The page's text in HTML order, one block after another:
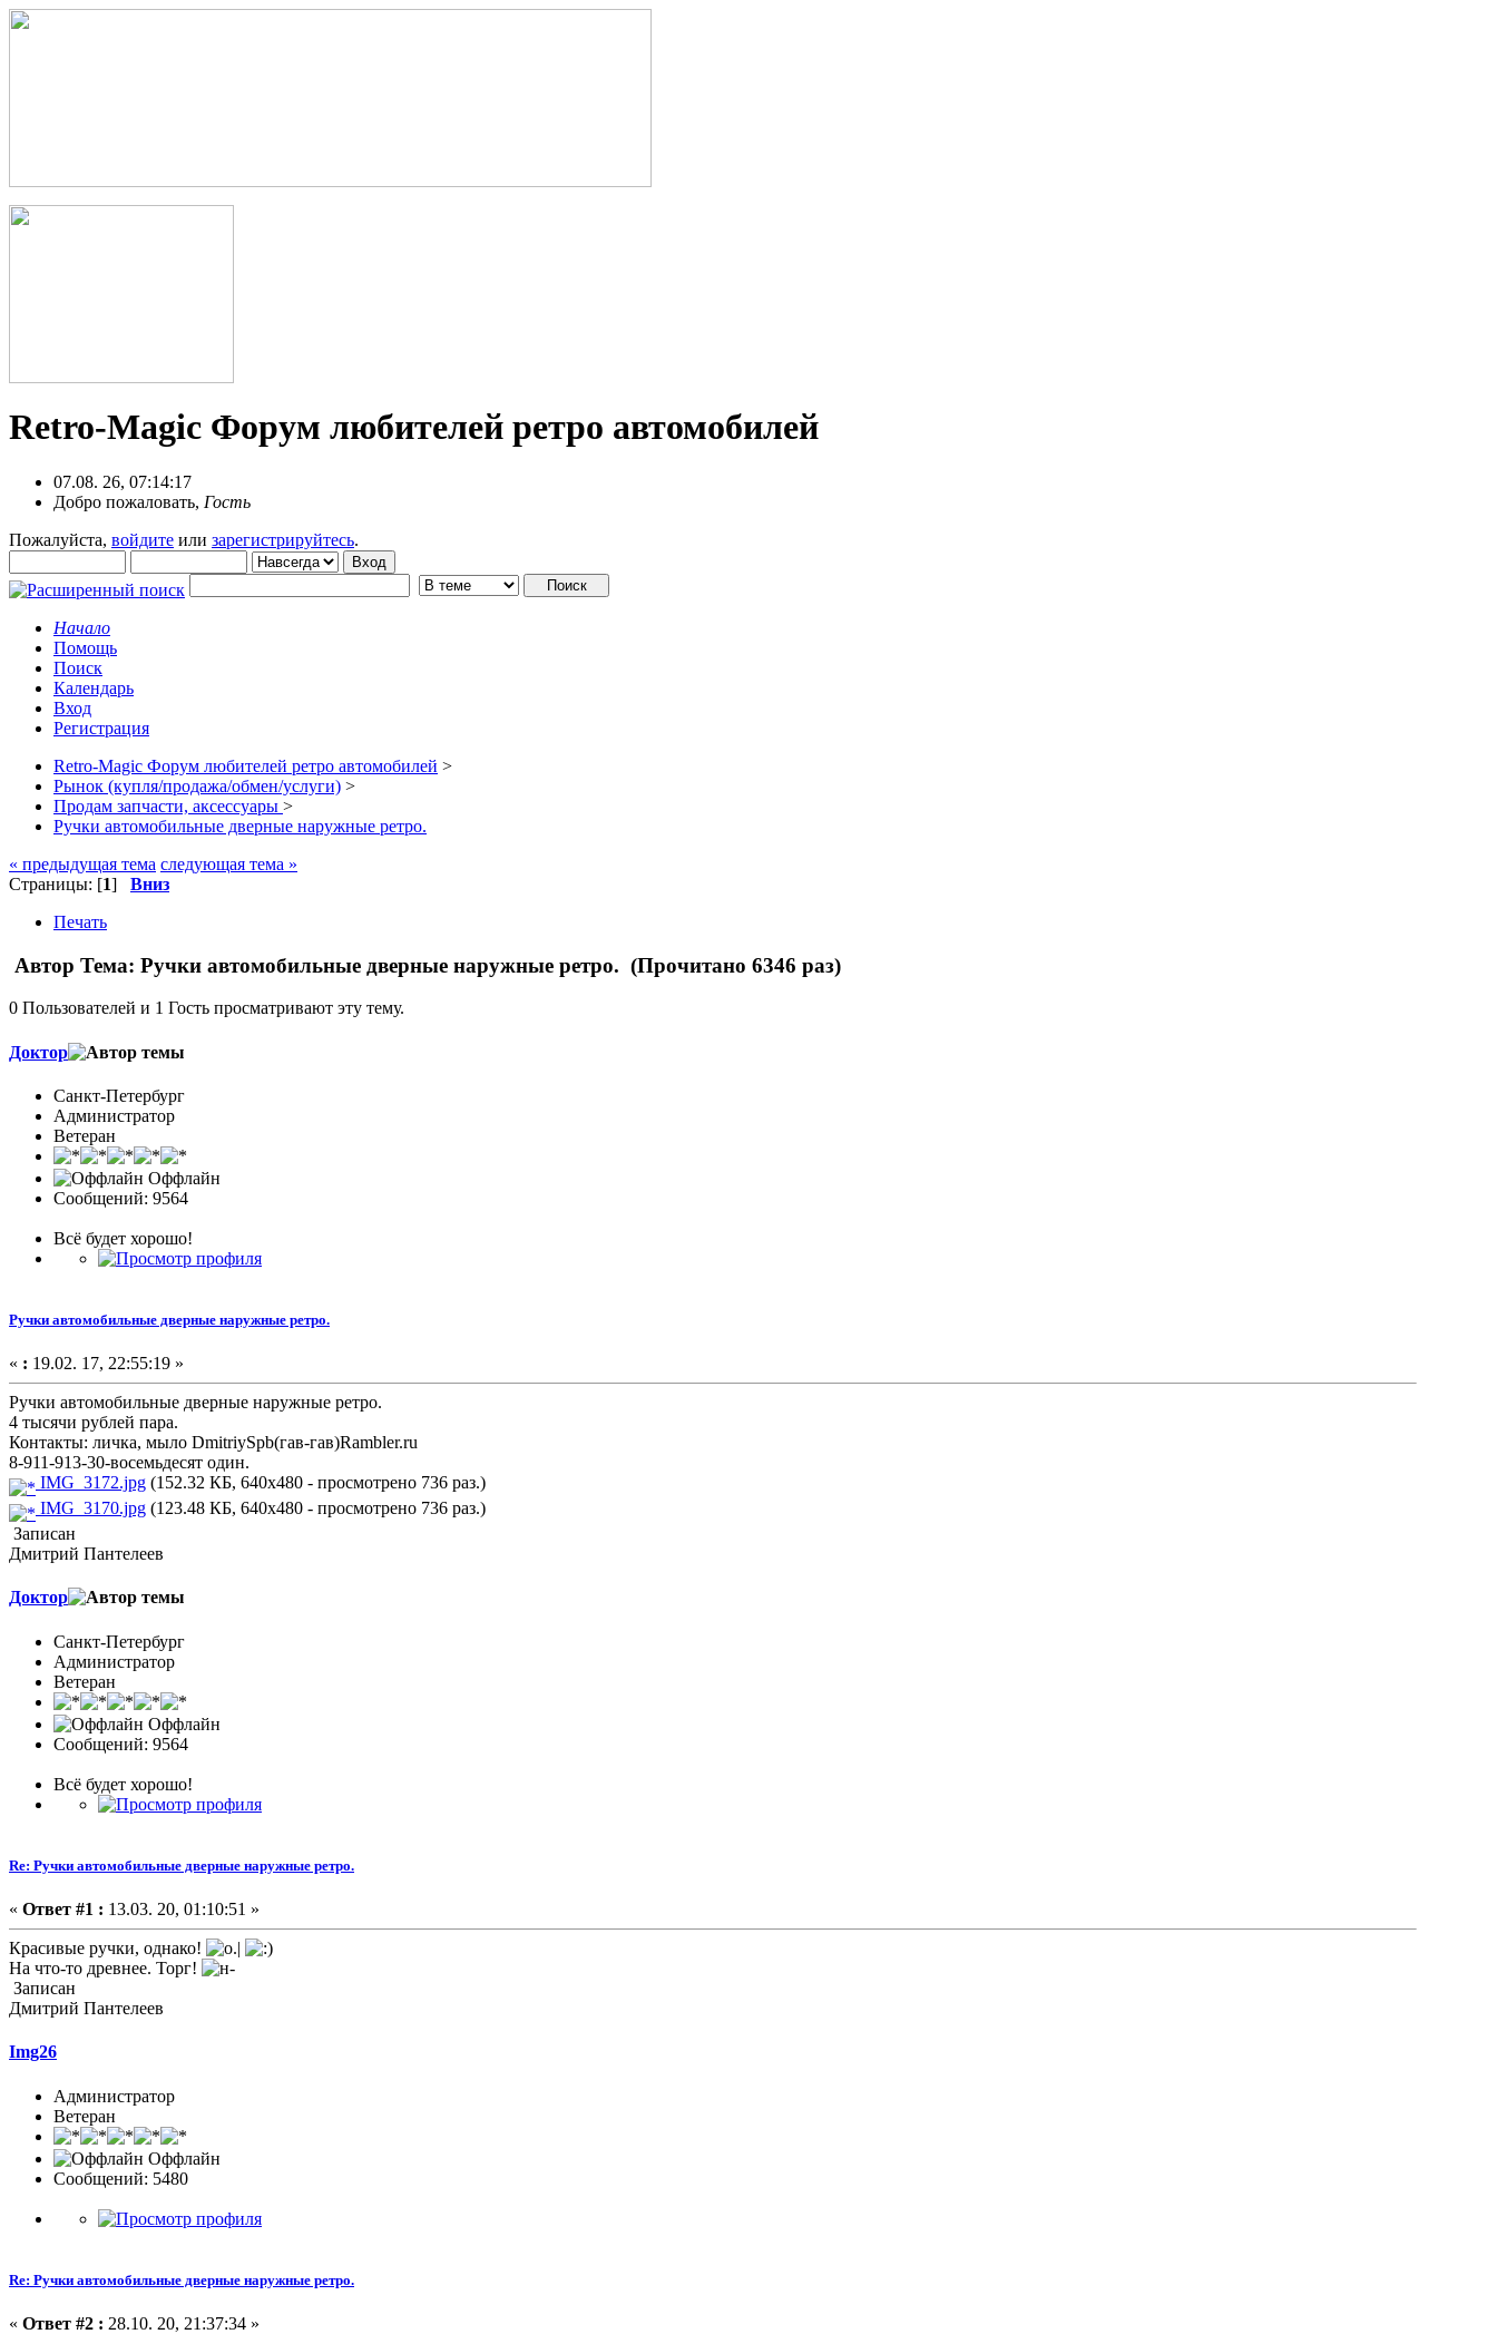
Retro-Magic Форум любителей ретро автомобилей
07.08. 26, 07:14:17
Добро пожаловать, Гость
Пожалуйста, войдите или зарегистрируйтесь.
Начало
Помощь
Поиск
Календарь
Вход
Регистрация
Retro-Magic Форум любителей ретро автомобилей >
Рынок (купля/продажа/обмен/услуги) >
Продам запчасти, аксессуары >
Ручки автомобильные дверные наружные ретро.
« предыдущая тема следующая тема »
Страницы: [1] Вниз
Печать
Автор Тема: Ручки автомобильные дверные наружные ретро. (Прочитано 6346 раз)
0 Пользователей и 1 Гость просматривают эту тему.
Доктор
Санкт-Петербург
Администратор
Ветеран
Оффлайн
Сообщений: 9564
Всё будет хорошо!
Ручки автомобильные дверные наружные ретро.
« : 19.02. 17, 22:55:19 »
Ручки автомобильные дверные наружные ретро.
4 тысячи рублей пара.
Контакты: личка, мыло DmitriySpb(гав-гав)Rambler.ru
8-911-913-30-восемьдесят один.
IMG_3172.jpg (152.32 КБ, 640x480 - просмотрено 736 раз.)
IMG_3170.jpg (123.48 КБ, 640x480 - просмотрено 736 раз.)
Записан
Дмитрий Пантелеев
Доктор
Санкт-Петербург
Администратор
Ветеран
Оффлайн
Сообщений: 9564
Всё будет хорошо!
Re: Ручки автомобильные дверные наружные ретро.
« Ответ #1 : 13.03. 20, 01:10:51 »
Красивые ручки, однако!
На что-то древнее. Торг!
Записан
Дмитрий Пантелеев
Img26
Администратор
Ветеран
Оффлайн
Сообщений: 5480
Re: Ручки автомобильные дверные наружные ретро.
« Ответ #2 : 28.10. 20, 21:37:34 »